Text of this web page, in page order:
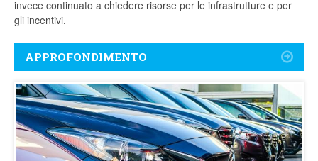
invece continuato a chiedere risorse per le infrastrutture e per
gli incentivi.
APPROFONDIMENTO